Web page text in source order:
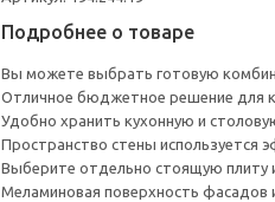
Подробнее о товаре
Вы можете выбрать готовую
Отличное бюджетное решение для
Удобно хранить кухонную и
Пространство стены используется
Выберите отдельно стоящую плиту
Меламиновая поверхность фасадов